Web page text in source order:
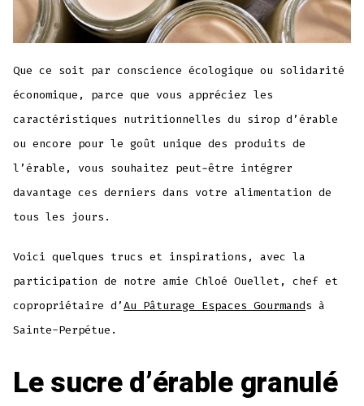
Que ce soit par conscience écologique ou solidarité
économique, parce que vous appréciez les
caractéristiques nutritionnelles du sirop d’érable
ou encore pour le goût unique des produits de
l’érable, vous souhaitez peut-être intégrer
davantage ces derniers dans votre alimentation de
tous les jours.
Voici quelques trucs et inspirations, avec la
participation de notre amie Chloé Ouellet, chef et
copropriétaire d’Au Pâturage Espaces Gourmands à
Sainte-Perpétue.
Le sucre d’érable granulé